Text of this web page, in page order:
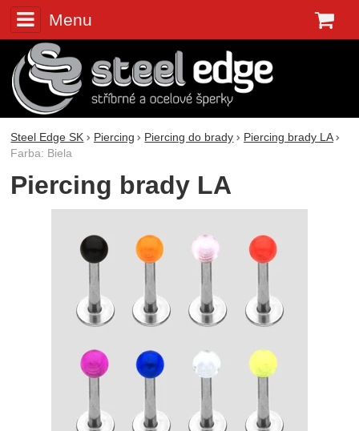
Menu
Steel Edge SK Piercing Piercing do brady
Piercing brady LA
Farba: Biela
Piercing brady LA